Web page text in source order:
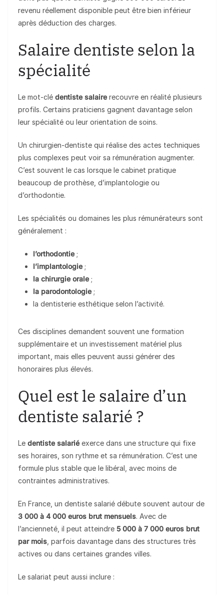
revenu réellement disponible peut être bien inférieur
après déduction des charges.
Salaire dentiste selon la
spécialité
Le mot-clé dentiste salairerecouvre en réalité plusieurs
profils. Certains praticiens gagnent davantage selon
leur spécialité ou leur orientation de soins.
Un chirurgien-dentiste qui réalise des actes techniques
plus complexes peut voir sa rémunération augmenter.
C’est souvent le cas lorsque le cabinet pratique
beaucoup de prothèse, d’implantologie ou
d’orthodontie.
Les spécialités ou domaines les plus rémunérateurs sont
généralement :
l’orthodontie;
l’implantologie;
la chirurgie orale;
la parodontologie;
la dentisterie esthétique selon l’activité.
Ces disciplines demandent souvent une formation
supplémentaire et un investissement matériel plus
important, mais elles peuvent aussi générer des
honoraires plus élevés.
Quel est le salaire d’un
dentiste salarié ?
Le dentiste salariéexerce dans une structure qui fixe
ses horaires, son rythme et sa rémunération. C’est une
formule plus stable que le libéral, avec moins de
contraintes administratives.
En France, un dentiste salarié débute souvent autour de
3 000 à 4 000 euros brut mensuels. Avec de
l’ancienneté, il peut atteindre 5 000 à 7 000 euros brut
par mois , parfois davantage dans des structures très
actives ou dans certaines grandes villes.
Le salariat peut aussi inclure :